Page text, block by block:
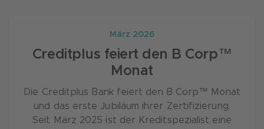
März 2026
Creditplus feiert den B Corp™
Monat
Die Creditplus Bank feiert den B Corp™ Monat
und das erste Jubiläum ihrer Zertifizierung.
Seit März 2025 ist der Kreditspezialist eine